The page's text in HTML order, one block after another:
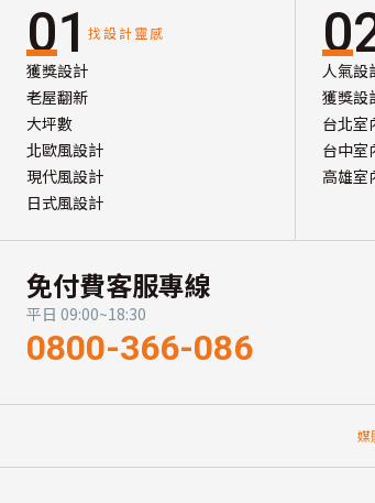
01 找設計靈感
獲獎設計
老屋翻新
大坪數
北歐風設計
現代風設計
日式風設計
人氣設
獲獎設
台北室
台中室
高雄室
免付費客服專線
平日 09:00~18:30
0800-366-086
媒